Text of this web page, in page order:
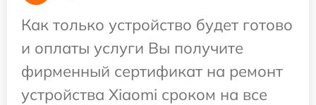
Как только устройство будет готово
и оплаты услуги Вы получите
фирменный сертификат на ремонт
устройства Xiaomi сроком на все